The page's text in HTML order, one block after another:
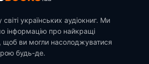
світі українських аудіокниг. Ми
інформацію про найкращі
щоб ви могли насолоджуватися
будь-де.